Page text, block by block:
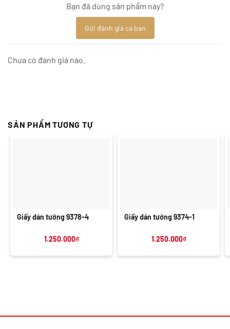
Bạn đã dùng sản phẩm này?
Gửi đánh giá ca bạn
Chưa có đánh giá nào.
SẢN PHẨM TƯƠNG TỰ
Giấy dán tường 9378-4
1.250.000₫
Giấy dán tường 9374-1
1.250.000₫